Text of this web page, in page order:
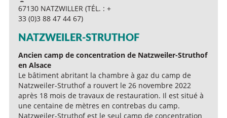
67130 NATZWILLER (TÉL. : +
33 (0)3 88 47 44 67)
NATZWEILER-STRUTHOF
Ancien camp de concentration de Natzweiler-Struthof
en Alsace
Le bâtiment abritant la chambre à gaz du camp de
Natzweiler-Struthof a rouvert le 26 novembre 2022
après 18 mois de travaux de restauration. Il est situé à
une centaine de mètres en contrebas du camp.
Natzweiler-Struthof est le seul camp de concentration